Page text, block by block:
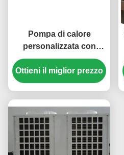
Pompa di calore
personalizzata con
sorgente d'aria da 30
HP con refrigerante
R410A e compressore
Ottieni il miglior prezzo